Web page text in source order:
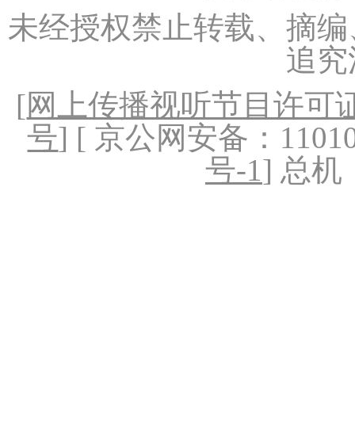
未经授权禁止转载、摘
追
[网上传播视听节目许可
号] [ 京公网安备：
号-1] 总机